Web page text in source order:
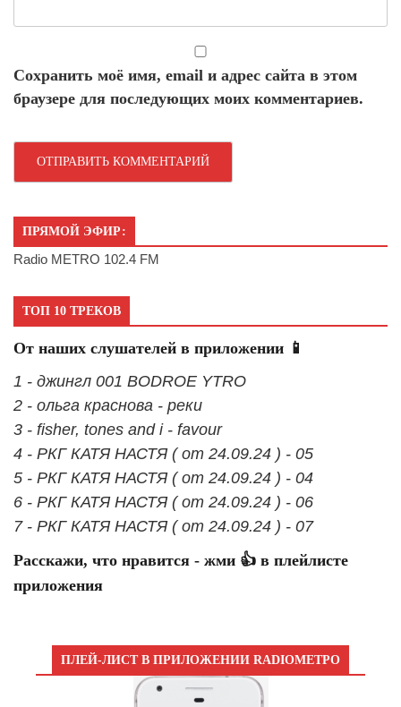
Сохранить моё имя, email и адрес сайта в этом
браузере для последующих моих комментариев.
ПРЯМОЙ ЭФИР:
Radio METRO 102.4 FM
ТОП 10 ТРЕКОВ
От наших слушателей в приложении 📱
1 - джингл 001 BODROE YTRO
2 - ольга краснова - реки
3 - fisher, tones and i - favour
4 - РКГ КАТЯ НАСТЯ ( от 24.09.24 ) - 05
5 - РКГ КАТЯ НАСТЯ ( от 24.09.24 ) - 04
6 - РКГ КАТЯ НАСТЯ ( от 24.09.24 ) - 06
7 - РКГ КАТЯ НАСТЯ ( от 24.09.24 ) - 07
Расскажи, что нравится - жми 👍 в плейлисте
приложения
ПЛЕЙ-ЛИСТ В ПРИЛОЖЕНИИ RADIOМЕТРО